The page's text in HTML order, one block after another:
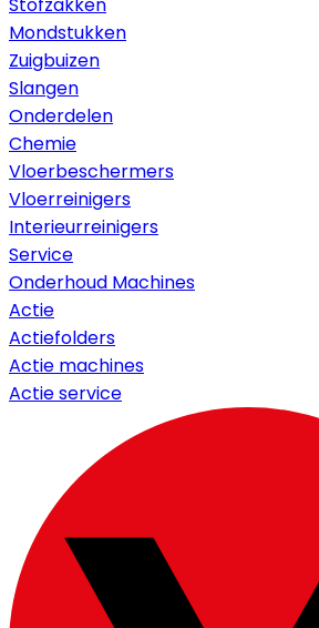
Mondstukken
Zuigbuizen
Slangen
Onderdelen
Chemie
Vloerbeschermers
Vloerreinigers
Interieurreinigers
Service
Onderhoud Machines
Actie
Actiefolders
Actie machines
Actie service